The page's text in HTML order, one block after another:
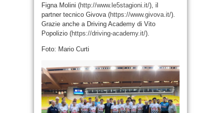
Figna Molini (http://www.le5stagioni.it/), il
partner tecnico Givova (https://www.givova.it/).
Grazie anche a Driving Academy di Vito
Popolizio (https://driving-academy.it/).
Foto: Mario Curti